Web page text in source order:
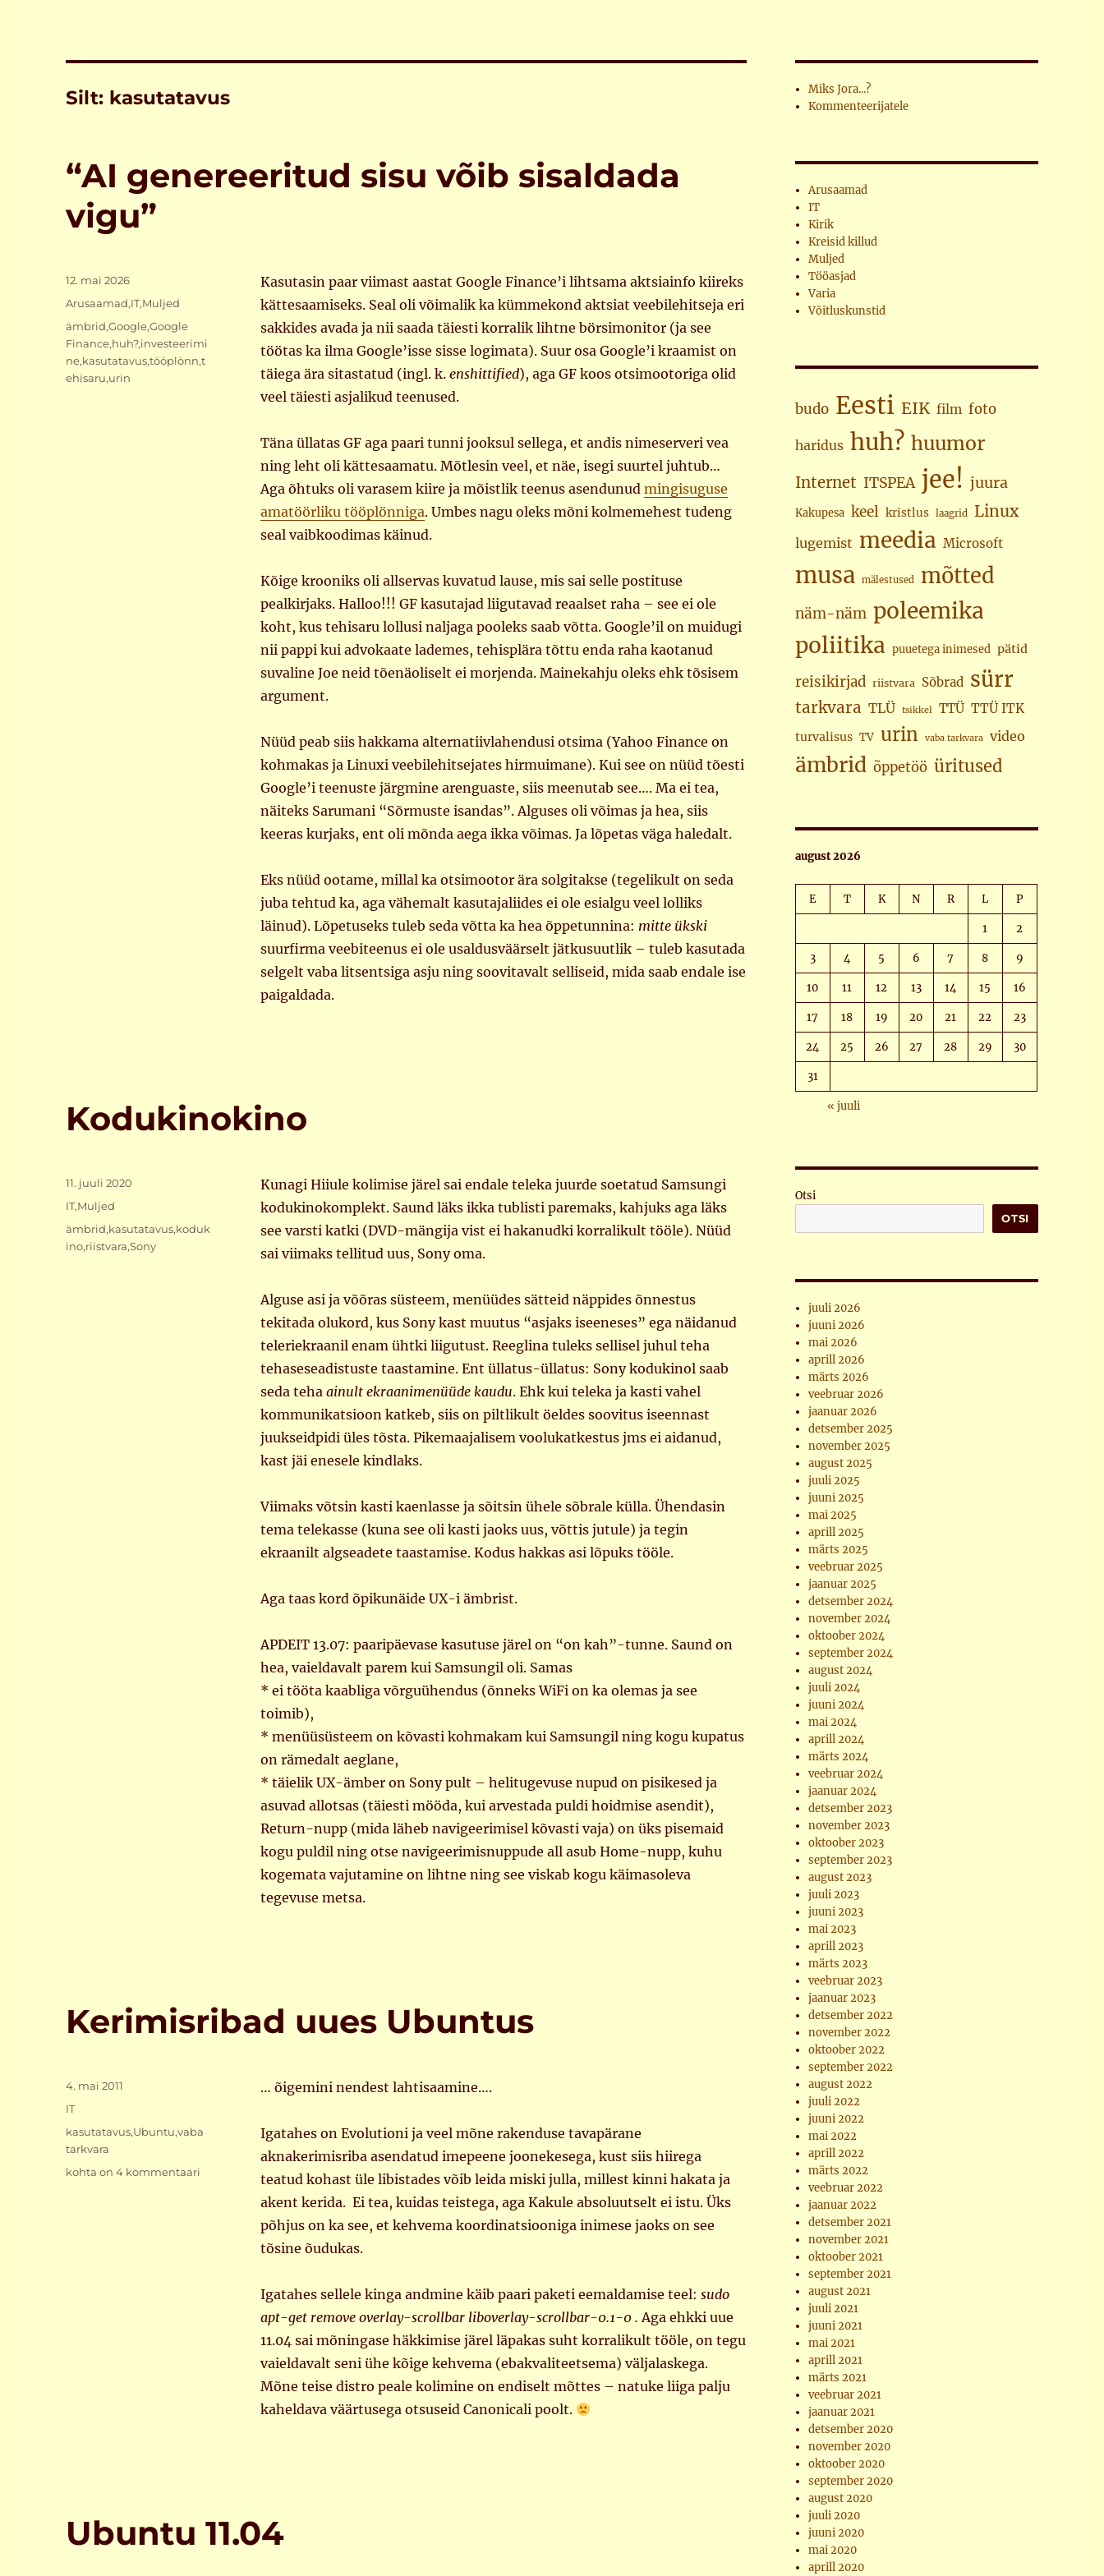
Silt: kasutatavus
“AI genereeritud sisu võib sisaldada
vigu”
Kasutasin paar viimast aastat Google Finance’i lihtsama aktsiainfo kiireks
kättesaamiseks. Seal oli võimalik ka kümmekond aktsiat veebilehitseja eri
sakkides avada ja nii saada täiesti korralik lihtne börsimonitor (ja see
töötas ka ilma Google’isse sisse logimata). Suur osa Google’i kraamist on
täiega ära sitastatud (ingl. k. enshittified), aga GF koos otsimootoriga olid
veel täiesti asjalikud teenused.
Täna üllatas GF aga paari tunni jooksul sellega, et andis nimeserveri vea
ning leht oli kättesaamatu. Mõtlesin veel, et näe, isegi suurtel juhtub…
Aga õhtuks oli varasem kiire ja mõistlik teenus asendunud mingisuguse
amatöörliku tööplönniga. Umbes nagu oleks mõni kolmemehest tudeng
seal vaibkoodimas käinud.
Kõige krooniks oli allservas kuvatud lause, mis sai selle postituse
pealkirjaks. Halloo!!! GF kasutajad liigutavad reaalset raha – see ei ole
koht, kus tehisaru lollusi naljaga pooleks saab võtta. Google’il on muidugi
nii pappi kui advokaate lademes, tehisplära tõttu enda raha kaotanud
suvaline Joe neid tõenäoliselt ei morjenda. Mainekahju oleks ehk tõsisem
argument.
Nüüd peab siis hakkama alternatiivlahendusi otsima (Yahoo Finance on
kohmakas ja Linuxi veebilehitsejates hirmuimane). Kui see on nüüd tõesti
Google’i teenuste järgmine arenguaste, siis meenutab see…. Ma ei tea,
näiteks Sarumani “Sõrmuste isandas”. Alguses oli võimas ja hea, siis
keeras kurjaks, ent oli mõnda aega ikka võimas. Ja lõpetas väga haledalt.
Eks nüüd ootame, millal ka otsimootor ära solgitakse (tegelikult on seda
juba tehtud ka, aga vähemalt kasutajaliides ei ole esialgu veel lolliks
läinud). Lõpetuseks tuleb seda võtta ka hea õppetunnina: mitte ükski
suurfirma veebiteenus ei ole usaldusväärselt jätkusuutlik – tuleb kasutada
selgelt vaba litsentsiga asju ning soovitavalt selliseid, mida saab endale ise
paigaldada.
Postitatud
12. mai 2026
Rubriigid
Arusaamad,IT,Muljed
Sildid
ämbrid,Google,Google
Finance,huh?,investeerimi
ne,kasutatavus,tööplönn,t
ehisaru,urin
Kodukinokino
Kunagi Hiiule kolimise järel sai endale teleka juurde soetatud Samsungi
kodukinokomplekt. Saund läks ikka tublisti paremaks, kahjuks aga läks
see varsti katki (DVD-mängija vist ei hakanudki korralikult tööle). Nüüd
sai viimaks tellitud uus, Sony oma.
Alguse asi ja võõras süsteem, menüüdes sätteid näppides õnnestus
tekitada olukord, kus Sony kast muutus “asjaks iseeneses” ega näidanud
teleriekraanil enam ühtki liigutust. Reeglina tuleks sellisel juhul teha
tehaseseadistuste taastamine. Ent üllatus-üllatus: Sony kodukinol saab
seda teha ainult ekraanimenüüde kaudu. Ehk kui teleka ja kasti vahel
kommunikatsioon katkeb, siis on piltlikult öeldes soovitus iseennast
juukseidpidi üles tõsta. Pikemaajalisem voolukatkestus jms ei aidanud,
kast jäi enesele kindlaks.
Viimaks võtsin kasti kaenlasse ja sõitsin ühele sõbrale külla. Ühendasin
tema telekasse (kuna see oli kasti jaoks uus, võttis jutule) ja tegin
ekraanilt algseadete taastamise. Kodus hakkas asi lõpuks tööle.
Aga taas kord õpikunäide UX-i ämbrist.
APDEIT 13.07: paaripäevase kasutuse järel on “on kah”-tunne. Saund on
hea, vaieldavalt parem kui Samsungil oli. Samas
* ei tööta kaabliga võrguühendus (õnneks WiFi on ka olemas ja see
toimib),
* menüüsüsteem on kõvasti kohmakam kui Samsungil ning kogu kupatus
on rämedalt aeglane,
* täielik UX-ämber on Sony pult – helitugevuse nupud on pisikesed ja
asuvad allotsas (täiesti mööda, kui arvestada puldi hoidmise asendit),
Return-nupp (mida läheb navigeerimisel kõvasti vaja) on üks pisemaid
kogu puldil ning otse navigeerimisnuppude all asub Home-nupp, kuhu
kogemata vajutamine on lihtne ning see viskab kogu käimasoleva
tegevuse metsa.
Postitatud
11. juuli 2020
Rubriigid
IT,Muljed
Sildid
ämbrid,kasutatavus,koduk
ino,riistvara,Sony
Kerimisribad uues Ubuntus
… õigemini nendest lahtisaamine….
Igatahes on Evolutioni ja veel mõne rakenduse tavapärane
aknakerimisriba asendatud imepeene joonekesega, kust siis hiirega
teatud kohast üle libistades võib leida miski julla, millest kinni hakata ja
akent kerida. Ei tea, kuidas teistega, aga Kakule absoluutselt ei istu. Üks
põhjus on ka see, et kehvema koordinatsiooniga inimese jaoks on see
tõsine õudukas.
Igatahes sellele kinga andmine käib paari paketi eemaldamise teel: sudo
apt-get remove overlay-scrollbar liboverlay-scrollbar-0.1-0 .Aga ehkki uue
11.04 sai mõningase häkkimise järel läpakas suht korralikult tööle, on tegu
vaieldavalt seni ühe kõige kehvema (ebakvaliteetsema) väljalaskega.
Mõne teise distro peale kolimine on endiselt mõttes – natuke liiga palju
kaheldava väärtusega otsuseid Canonicali poolt.
Postitatud
4. mai 2011
Rubriigid
IT
Sildid
kasutatavus,Ubuntu,vaba
tarkvara
Kerimisribad
kohta on 4 kommentaari
Ubuntu 11.04
Miks Jora...?
Kommenteerijatele
Arusaamad
IT
Kirik
Kreisid killud
Muljed
Tööasjad
Varia
Võitluskunstid
budo Eesti EIK film foto
haridus huh? huumor
Internet ITSPEA jee! juura
Kakupesa keel kristlus laagrid Linux
lugemist meedia Microsoft
musa mälestused mõtted
näm-näm poleemika
poliitika puuetega inimesed pätid
reisikirjad riistvara Sõbrad sürr
tarkvara TLÜ tsikkel TTÜ TTÜ ITK
turvalisus TV urin vaba tarkvara video
ämbrid õppetöö üritused
august 2026
E T K N R L P
1 2
3 4 5 6 7 8 9
10 11 12 13 14 15 16
17 18 19 20 21 22 23
24 25 26 27 28 29 30
31
« juuli
Otsi
OTSI
juuli 2026
juuni 2026
mai 2026
aprill 2026
märts 2026
veebruar 2026
jaanuar 2026
detsember 2025
november 2025
august 2025
juuli 2025
juuni 2025
mai 2025
aprill 2025
märts 2025
veebruar 2025
jaanuar 2025
detsember 2024
november 2024
oktoober 2024
september 2024
august 2024
juuli 2024
juuni 2024
mai 2024
aprill 2024
märts 2024
veebruar 2024
jaanuar 2024
detsember 2023
november 2023
oktoober 2023
september 2023
august 2023
juuli 2023
juuni 2023
mai 2023
aprill 2023
märts 2023
veebruar 2023
jaanuar 2023
detsember 2022
november 2022
oktoober 2022
september 2022
august 2022
juuli 2022
juuni 2022
mai 2022
aprill 2022
märts 2022
veebruar 2022
jaanuar 2022
detsember 2021
november 2021
oktoober 2021
september 2021
august 2021
juuli 2021
juuni 2021
mai 2021
aprill 2021
märts 2021
veebruar 2021
jaanuar 2021
detsember 2020
november 2020
oktoober 2020
september 2020
august 2020
juuli 2020
juuni 2020
mai 2020
aprill 2020